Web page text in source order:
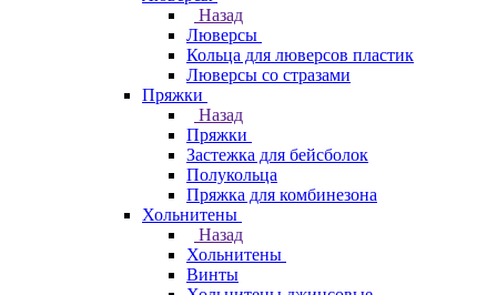
Назад
Люверсы
Кольца для люверсов пластик
Люверсы со стразами
Пряжки
Назад
Пряжки
Застежка для бейсболок
Полукольца
Пряжка для комбинезона
Хольнитены
Назад
Хольнитены
Винты